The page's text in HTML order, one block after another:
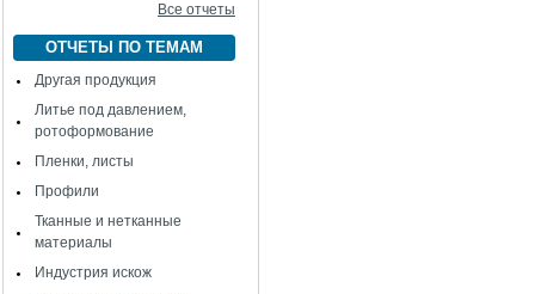
Все отчеты
ОТЧЕТЫ ПО ТЕМАМ
Другая продукция
Литье под давлением,
ротоформование
Пленки, листы
Профили
Тканные и нетканные
материалы
Индустрия искож